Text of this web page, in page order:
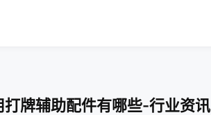
牌辅助配件有哪些-行业资讯